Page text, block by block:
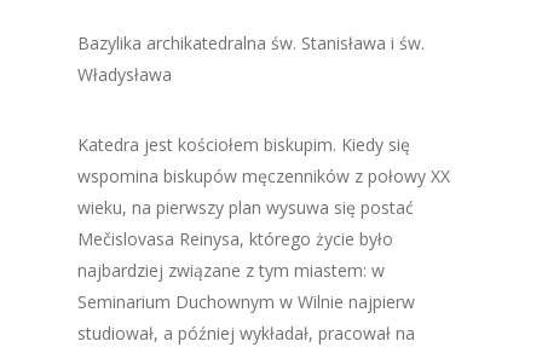
Bazylika archikatedralna św. Stanisława i św.
Władysława
Katedra jest kościołem biskupim. Kiedy się
wspomina biskupów męczenników z połowy XX
wieku, na pierwszy plan wysuwa się postać
Mečislovasa Reinysa, którego życie było
najbardziej związane z tym miastem: w
Seminarium Duchownym w Wilnie najpierw
studiował, a później wykładał, pracował na